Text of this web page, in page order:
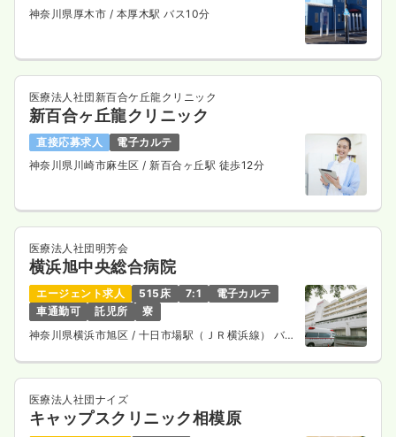
神奈川県厚木市 / 本厚木駅 バス10分
医療法人社団新百合ケ丘龍クリニック
新百合ヶ丘龍クリニック
直接応募求人
電子カルテ
神奈川県川崎市麻生区/ 新百合ヶ丘駅 徒歩12分
医療法人社団明芳会
横浜旭中央総合病院
エージェント求人 515床 7:1
電子カルテ
車通勤可
託児所
寮
神奈川県横浜市旭区 / 十日市場駅（ＪＲ横浜線） バス
医療法人社団ナイズ
キャップスクリニック相模原